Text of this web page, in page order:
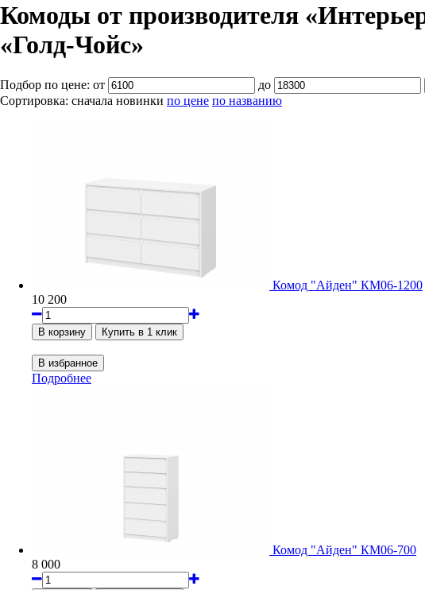
Комоды от производителя
«Голд-Чойс»
Подбор по цене: от
до
Сортировка: сначала новинки по цене по названию
Комод "Айден" КМ06-1200
10 200
Подробнее
Комод "Айден" КМ06-700
8 000